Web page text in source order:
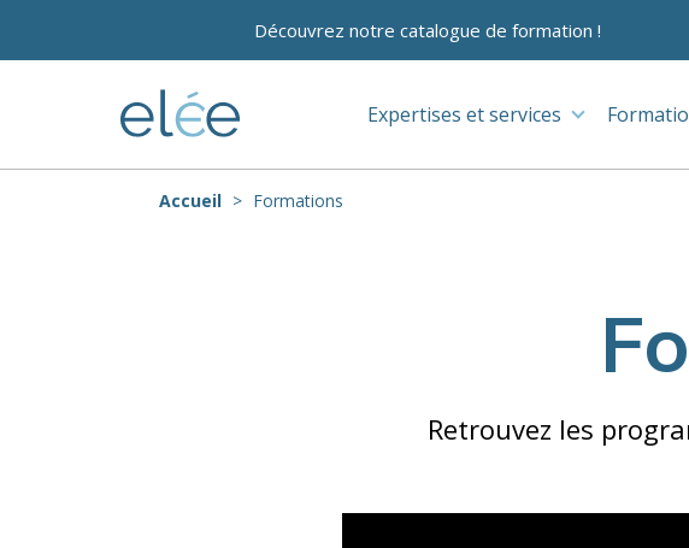
Découvrez notre catalogue de formation !
Expertises et services
Accueil Formations
Retrouvez les